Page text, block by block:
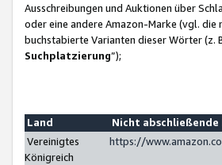
Ausschreibungen und Auktionen über
oder eine andere Amazon-Marke (vgl. die
buchstabierte Varianten dieser Wörter (z.
Suchplatzierung”);
Land
Nicht abschließende
Vereinigtes
Königreich
https://